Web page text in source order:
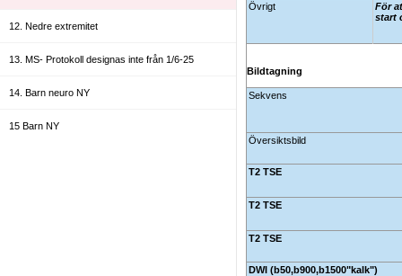
12. Nedre extremitet
13. MS- Protokoll designas inte från 1/6-25
14. Barn neuro NY
15 Barn NY
Övrigt
För
start
Bildtagning
Sekvens
Översiktsbild
T2 TSE
T2 TSE
T2 TSE
DWI (b50,b900,b1500"kalk")